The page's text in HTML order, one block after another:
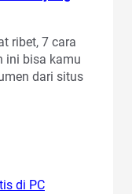
ribet, 7 cara
ini bisa kamu
dari situs
di PC